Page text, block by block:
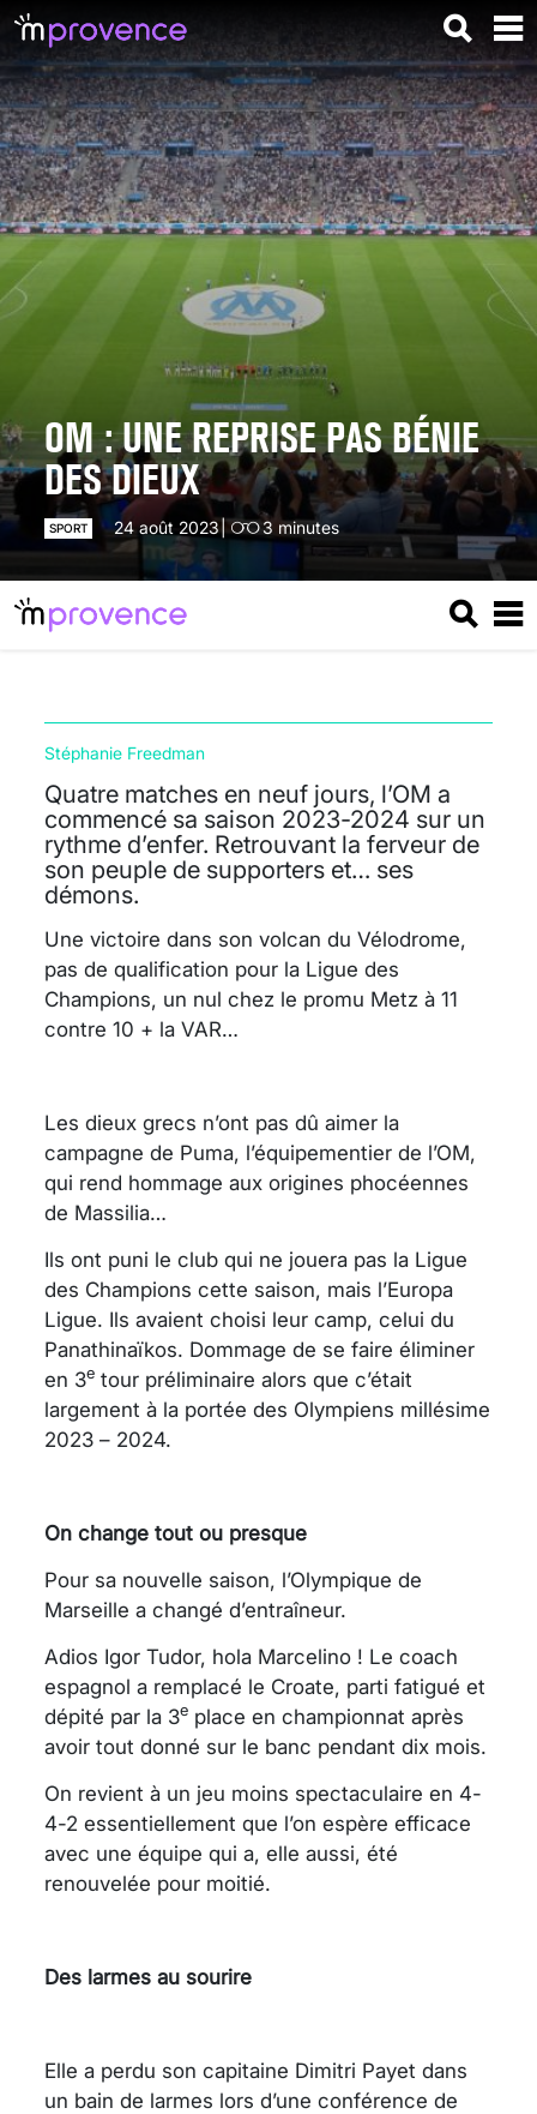
OM : UNE REPRISE PAS BÉNIE
DES DIEUX
SPORT 24 août 2023 3 minutes
Quatre matches en neuf jours, l’OM a
commencé sa saison 2023-2024 sur un
rythme d’enfer. Retrouvant la ferveur de
son peuple de supporters et… ses
démons.
Stéphanie Freedman
Une victoire dans son volcan du Vélodrome,
pas de qualification pour la Ligue des
Champions, un nul chez le promu Metz à 11
contre 10 + la VAR…
Les dieux grecs n’ont pas dû aimer la
campagne de Puma, l’équipementier de l’OM,
qui rend hommage aux origines phocéennes
de Massilia…
Ils ont puni le club qui ne jouera pas la Ligue
des Champions cette saison, mais l’Europa
Ligue. Ils avaient choisi leur camp, celui du
Panathinaïkos. Dommage de se faire éliminer
en 3e tour préliminaire alors que c’était
largement à la portée des Olympiens millésime
2023 – 2024.
On change tout ou presque
Pour sa nouvelle saison, l’Olympique de
Marseille a changé d’entraîneur.
Adios Igor Tudor, hola Marcelino ! Le coach
espagnol a remplacé le Croate, parti fatigué et
dépité par la 3e place en championnat après
avoir tout donné sur le banc pendant dix mois.
On revient à un jeu moins spectaculaire en 4-
4-2 essentiellement que l’on espère efficace
avec une équipe qui a, elle aussi, été
renouvelée pour moitié.
Des larmes au sourire
Elle a perdu son capitaine Dimitri Payet dans
un bain de larmes lors d’une conférence de